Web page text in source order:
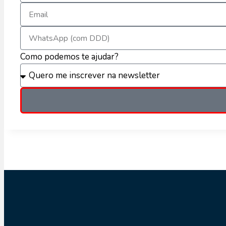
Como podemos te ajudar?